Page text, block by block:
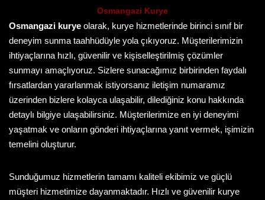
Osmangazi Kurye
Osmangazi kurye olarak, kurye hizmetlerinde birinci sınıf bir
deneyim sunma taahhüdüyle yola çıkıyoruz. Müşterilerimizin
ihtiyaçlarına hızlı, güvenilir ve kişiselleştirilmiş çözümler
sunmayı amaçlıyoruz. Sizlere sunacağımız birbirinden faydalı
fırsatlardan yararlanmak istiyorsanız iletişim numaramız
üzerinden bizlere kolayca ulaşabilir, dilediğiniz konu hakkında
detaylı bilgiye ulaşabilirsiniz. Müşterilerimize en iyi deneyimi
yaşatmak ve onların gönderi ihtiyaçlarına yanıt vermek, işimizin
temelini oluşturur.
Sunduğumuz hizmetlerin tamamı kaliteli ekibimiz ve güçlü
müşteri hizmetimize dayanmaktadır. Hızlı ve güvenilir kurye